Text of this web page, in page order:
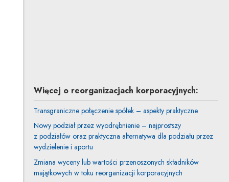
Więcej o reorganizacjach korporacyjnych:
Transgraniczne połączenie spółek – aspekty praktyczne
Nowy podział przez wyodrębnienie – najprostszy
z podziałów oraz praktyczna alternatywa dla podziału przez
wydzielenie i aportu
Zmiana wyceny lub wartości przenoszonych składników
majątkowych w toku reorganizacji korporacyjnych